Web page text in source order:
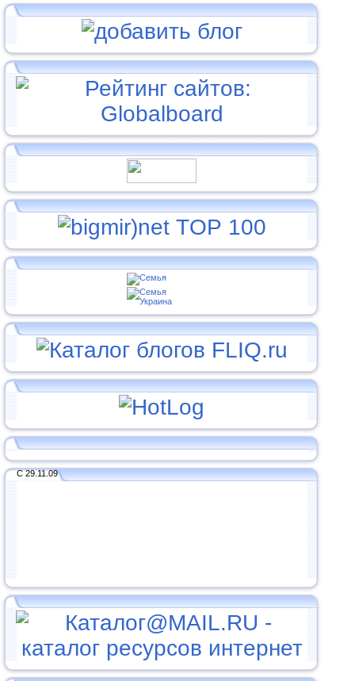
С 29.11.09